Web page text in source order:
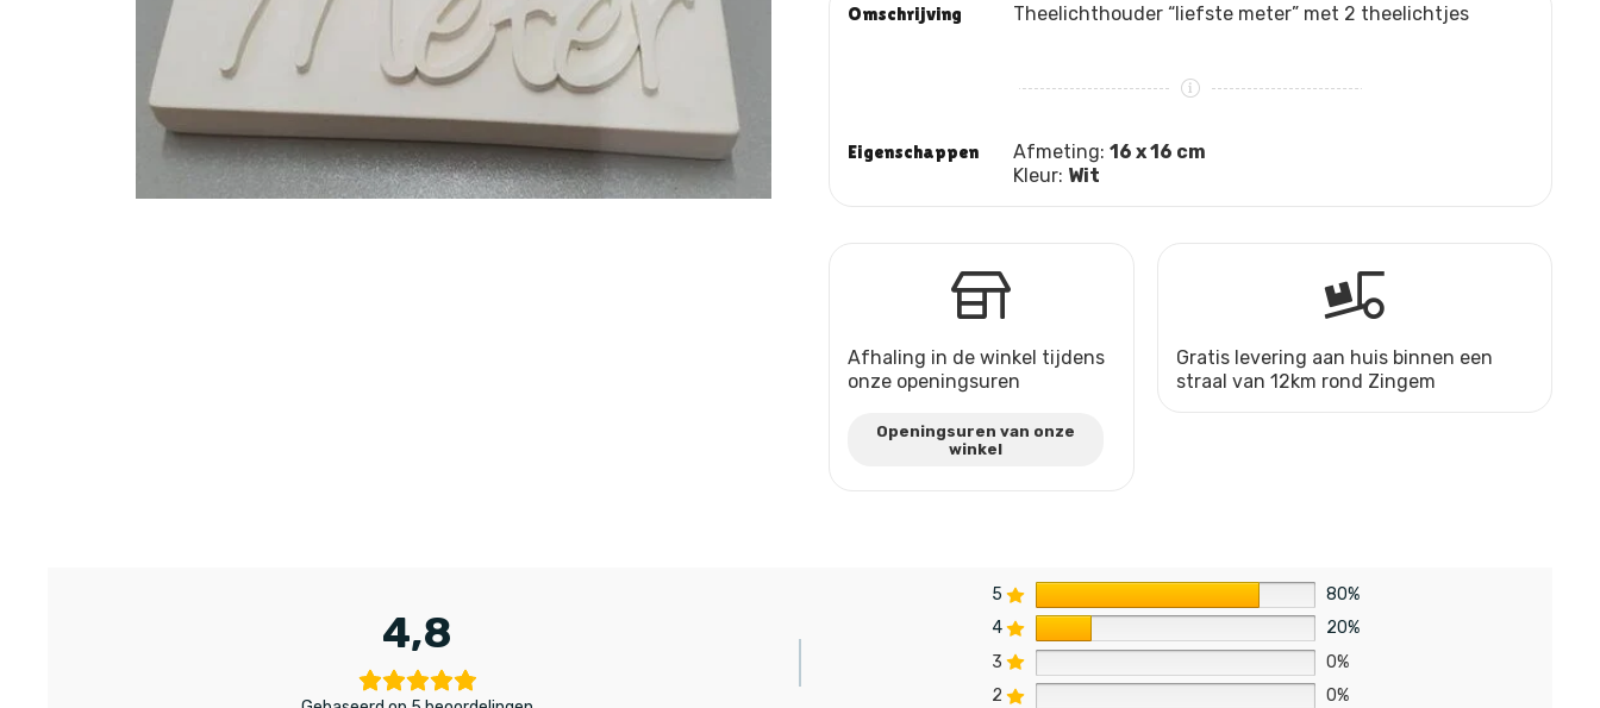
Omschrijving
Theelichthouder “liefste meter” met 2 theelichtjes
Eigenschappen Afmeting:16 x 16 cm
Kleur: Wit
Afhaling in de winkel tijdens
onze openingsuren
Openingsuren van onze
winkel
Gratis levering aan huis binnen een
straal van 12km rond Zingem
4,8
5
80%
4
20%
3
0%
2
0%